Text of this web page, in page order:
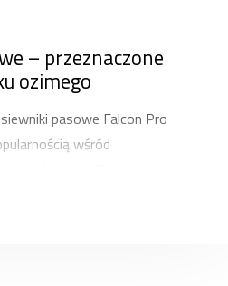
– przeznaczone
ozimego
pasowe Falcon Pro
wśród
nie tylko pozwala na
i siew odbywają się w